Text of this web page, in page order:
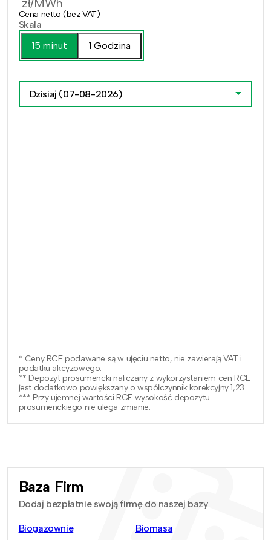
zł/MWh
Cena netto (bez VAT)
Skala
15 minut
1 Godzina
Dzisiaj (07-08-2026)
* Ceny RCE podawane są w ujęciu netto, nie zawierają VAT i
podatku akcyzowego.
** Depozyt prosumencki naliczany z wykorzystaniem cen RCE
jest dodatkowo powiększany o współczynnik korekcyjny 1,23.
*** Przy ujemnej wartości RCE wysokość depozytu
prosumenckiego nie ulega zmianie.
Baza Firm
Dodaj bezpłatnie swoją firmę do naszej bazy
Biogazownie
Biomasa